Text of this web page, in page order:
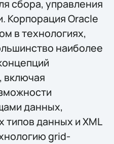
сбора, управления
Корпорация Oracle
в технологиях,
наиболее
включая
данных,
данных и XML
grid-